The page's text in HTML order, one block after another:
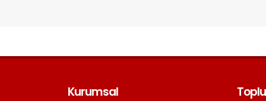
Kurumsal